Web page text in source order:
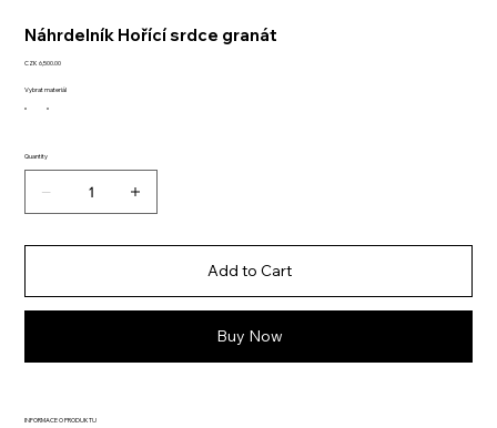
Náhrdelník Hořící srdce granát
Price
CZK 6,500.00
Vybrat materiál
Quantity
Add to Cart
Buy Now
INFORMACE O PRODUKTU